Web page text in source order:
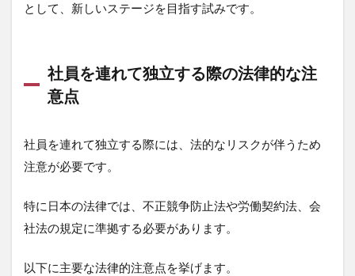
として、新しいステージを目指す試みです。
社員を連れて独立する際の法律的な注
意点
社員を連れて独立する際には、法的なリスクが伴うため
注意が必要です。
特に日本の法律では、不正競争防止法や労働契約法、会
社法の規定に準拠する必要があります。
以下に主要な法律的注意点を挙げます。